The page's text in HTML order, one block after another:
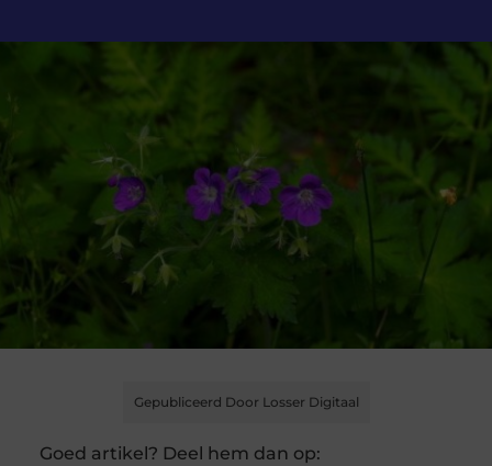
Gepubliceerd Door Losser Digitaal
Goed artikel? Deel hem dan op: